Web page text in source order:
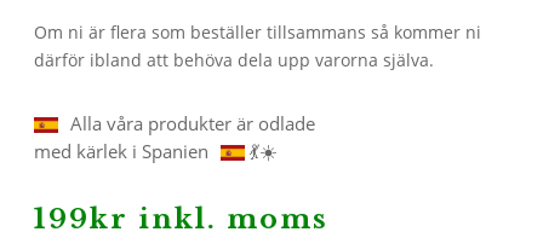
Om ni är flera som beställer tillsammans så kommer ni
därför ibland att behöva dela upp varorna själva.
Alla våra produkter är odlade
med kärlek i Spanien
💃☀️
199kr inkl. moms